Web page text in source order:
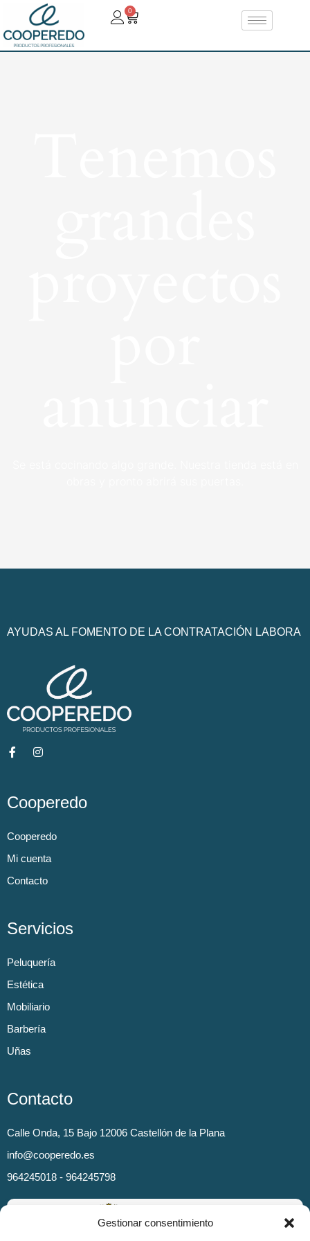
Gestionar consentimiento
0
AYUDAS AL FOMENTO DE LA CONTRATACIÓN LABORA
Cooperedo
Cooperedo
Mi cuenta
Contacto
Servicios
Peluquería
Estética
Mobiliario
Barbería
Uñas
Contacto
Calle Onda, 15 Bajo 12006 Castellón de la Plana
info@cooperedo.es
964245018 - 964245798